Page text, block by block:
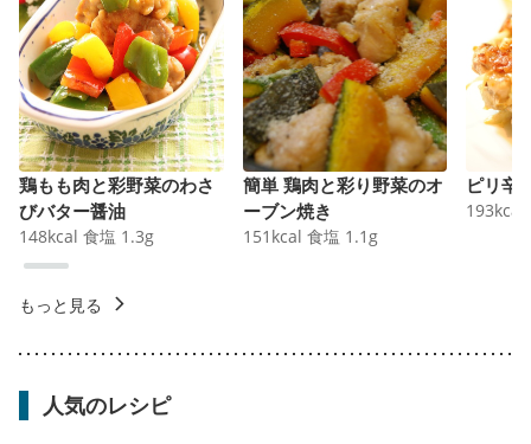
鶏もも肉と彩野菜のわさ
びバター醤油
148kcal 食塩 1.3g
簡単 鶏肉と彩り野菜のオ
ーブン焼き
151 kcal 食塩 1.1 g
ピリ辛
193kcal
もっと見る
人気のレシピ